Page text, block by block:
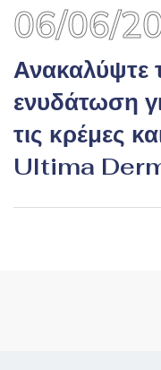
06/06/
Ανακαλύψτε
ενυδάτωση
τις κρέμες
Ultima